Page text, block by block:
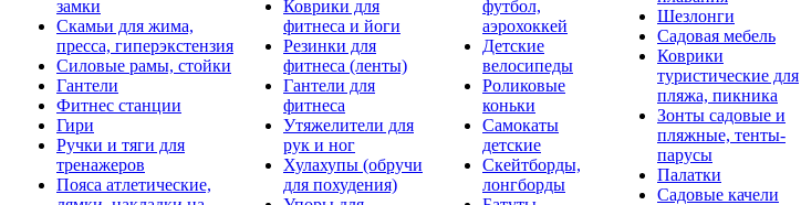
замки
Скамьи для жима,
пресса, гиперэкстензия
Силовые рамы, стойки
Гантели
Фитнес станции
Гири
Ручки и тяги для
тренажеров
Пояса атлетические,
Коврики для
фитнеса и йоги
Резинки для
фитнеса (ленты)
Гантели для
фитнеса
Утяжелители для
рук и ног
Хулахупы (обручи
для похудения)
футбол,
аэрохоккей
Детские
велосипеды
Роликовые
коньки
Самокаты
детские
Скейтборды,
лонгборды
Шезлонги
Садовая мебель
Коврики
туристические для
пляжа, пикника
Зонты садовые и
пляжные, тенты-
парусы
Палатки
Садовые качели